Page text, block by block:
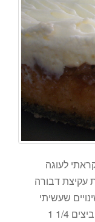
לעוגה
עקיצת דבורה
שעשיתי
לטעמי. מצרכים לבצק בסיס העוגה: 3 ביצים 1/4 1